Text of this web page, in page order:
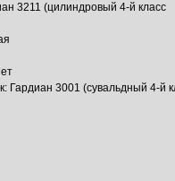
3211 (цилиндровый 4-й класс
Гардиан 3001 (сувальдный 4-й